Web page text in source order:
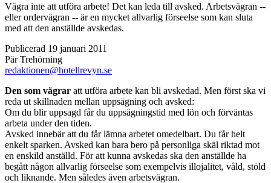
Vägra inte att utföra arbete! Det kan leda till avsked. Arbetsvägran --
eller ordervägran -- är en mycket allvarlig förseelse som kan sluta
med att den anställde avskedas.
Publicerad 19 januari 2011
Pär Trehörning
redaktionen@hotellrevyn.se
Den som vägrar att utföra arbete kan bli avskedad. Men först ska vi
reda ut skillnaden mellan ­uppsägning och avsked:
Om du blir uppsagd får du uppsägningstid med lön och förväntas
arbeta under den tiden.
Avsked innebär att du får lämna arbetet omedelbart. Du får helt
enkelt sparken. Avsked kan bara bero på personliga skäl riktad mot
en enskild anställd. För att kunna avskedas ska den anställde ha
begått någon allvarlig förseelse som exempelvis illojalitet, våld, stöld
och liknande. Men således även arbetsvägran.